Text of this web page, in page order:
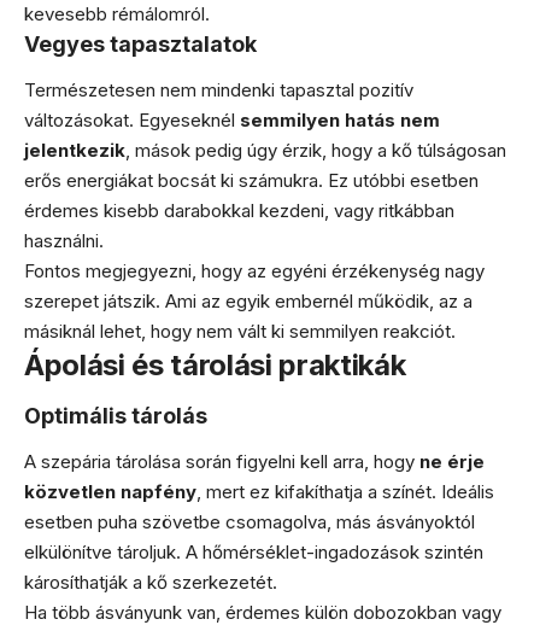
kevesebb rémálomról.
Vegyes tapasztalatok
Természetesen nem mindenki tapasztal pozitív
változásokat. Egyeseknél semmilyen hatás nem
jelentkezik, mások pedig úgy érzik, hogy a kő túlságosan
erős energiákat bocsát ki számukra. Ez utóbbi esetben
érdemes kisebb darabokkal kezdeni, vagy ritkábban
használni.
Fontos megjegyezni, hogy az egyéni érzékenység nagy
szerepet játszik. Ami az egyik embernél működik, az a
másiknál lehet, hogy nem vált ki semmilyen reakciót.
Ápolási és tárolási praktikák
Optimális tárolás
A szepária tárolása során figyelni kell arra, hogy ne érje
közvetlen napfény, mert ez kifakíthatja a színét. Ideális
esetben puha szövetbe csomagolva, más ásványoktól
elkülönítve tároljuk. A hőmérséklet-ingadozások szintén
károsíthatják a kő szerkezetét.
Ha több ásványunk van, érdemes külön dobozokban vagy